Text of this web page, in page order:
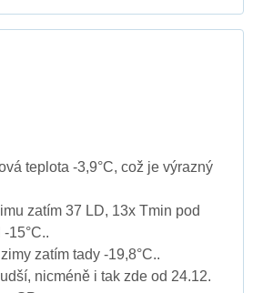
teplota -3,9°C, což je výrazný
zatím 37 LD, 13x Tmin pod
15°C..
zatím tady -19,8°C..
nicméně i tak zde od 24.12.